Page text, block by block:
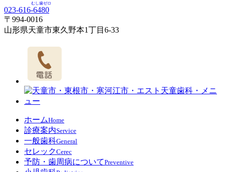
023-616-6480
むし歯ゼロ
〒994-0016
山形県天童市東久野本1丁目6-33
ホームHome
診療案内Service
一般歯科General
セレックCerec
予防・歯周病についてPreventive